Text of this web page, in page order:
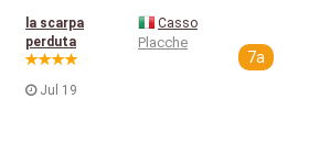
la scarpa
perduta
Jul 19
Casso
Placche
7a